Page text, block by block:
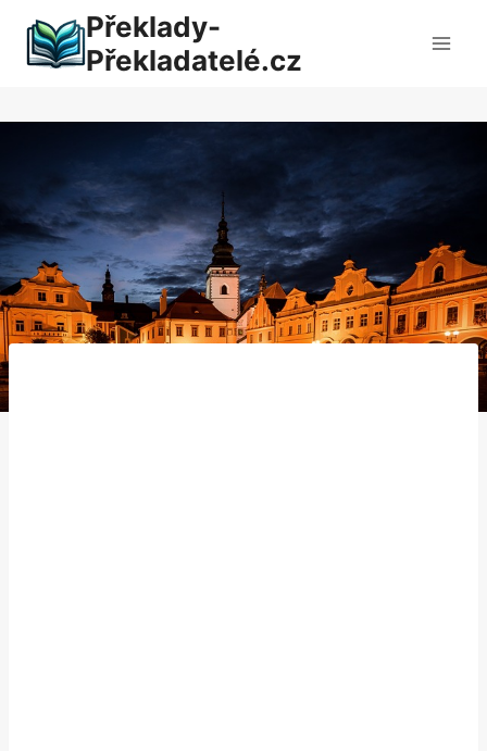
obsah
Překlady-
Překladatelé.cz